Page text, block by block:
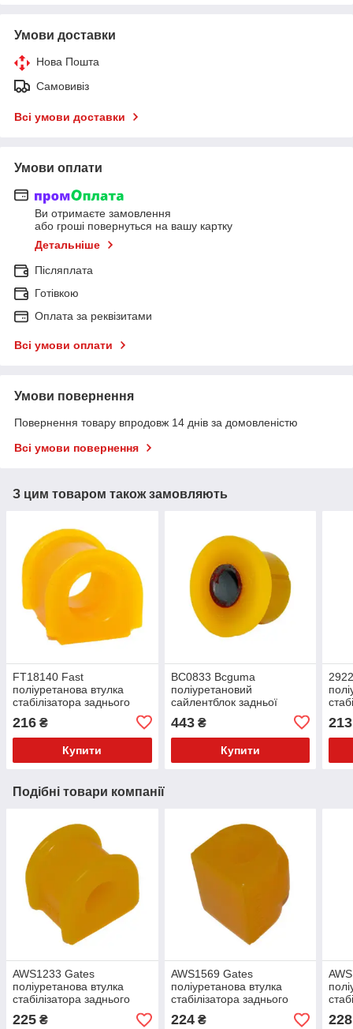
Умови доставки
Нова Пошта
Самовивіз
Всі умови доставки
Умови оплати
Ви отримаєте замовлення
або гроші повернуться на вашу картку
Детальніше
Післяплата
Готівкою
Оплата за реквізитами
Всі умови оплати
Умови повернення
Повернення товару впродовж 14 днів за домовленістю
Всі умови повернення
З цим товаром також замовляють
FT18140 Fast
поліуретанова втулка
стабілізатора заднього
(аналог) v17
216 ₴
Купити
BC0833 Bcguma
поліуретановий
сайлентблок задньої
ресори і сережки ресори
PolyBush (аналог) v17
443₴
Купити
213
Подібні товари компанії
AWS1233 Gates
поліуретанова втулка
стабілізатора заднього
PolyBush (аналог) v17
225 ₴
AWS1569 Gates
поліуретанова втулка
стабілізатора заднього
PolyBush (аналог) v17
224₴ 228